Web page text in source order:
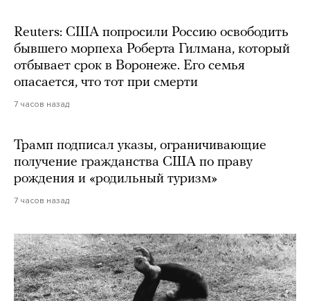
Reuters: США попросили Россию освободить
бывшего морпеха Роберта Гилмана, который
отбывает срок в Воронеже. Его семья
опасается, что тот при смерти
7 часов назад
Трамп подписал указы, ограничивающие
получение гражданства США по праву
рождения и «родильный туризм»
7 часов назад